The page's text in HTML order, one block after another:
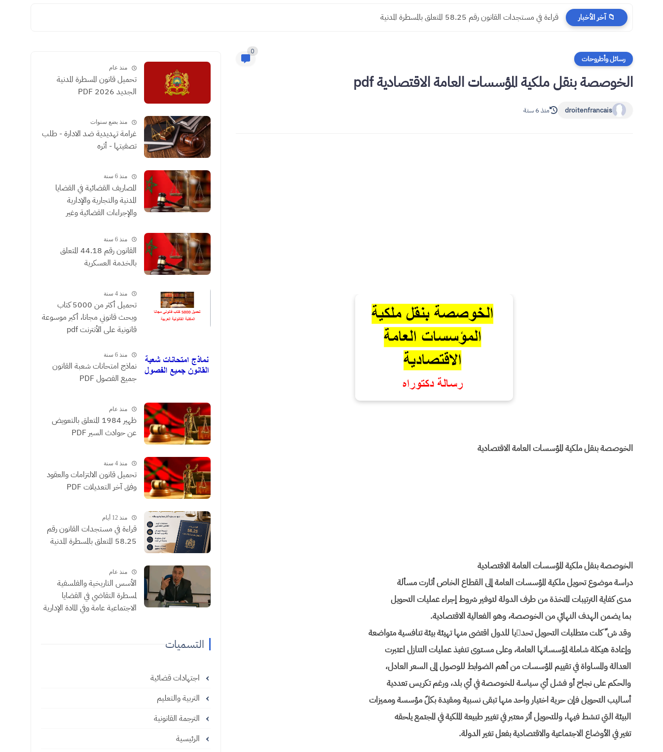
📁 آخر الأخبار ​قراءة في مستجدات القانون رقم 58.25 المتعلق بالمسطرة المدنية
رسائل وأطروحات
0
الخوصصة بنقل ملكية المؤسسات العامة الاقتصادية pdf
droitenfrancais منذ 6 سنة
الخوصصة بنقل ملكية المؤسسات العامة الاقتصادية
الخوصصة بنقل ملكية المؤسسات العامة الاقتصادية
دراسة موضوع تحويل ملكية المؤسسات العامة إلى القطاع الخاص أثارت مسألة
مدى كفاية الترتيبات المتخذة من طرف الدولة لتوفير شروط إجراء عمليات التحويل
بما يضمن الهدف النهائي من الخوصصة، وهو الفعالية الاقتصادية.
وقد ش ّ كلت متطلبات التحويل تحديا للدول اقتضى منها تهيئة بيئة تنافسية متواضعة
وإعادة هيكلة شاملة لمؤسساتها العامة، وعلى مستوى تنفيذ عمليات التنازل اعتبرت
العدالة والمساواة في تقييم المؤسسات من أهم الضوابط للوصول إلى السعر العادل،
والحكم على نجاح أو فشل أي سياسة للخوصصة في أي بلد، ورغم تكريس تعددية
أساليب التحويل فإن حرية اختيار واحد منها تبقى نسبية ومقيدة بكلّ مؤسسة ومميزات
البيئة التي تنشط فيها، وللتحويل أثر معتبر في تغيير طبيعة الملكية في المجتمع يلحقه
تغير في الأوضاع الاجتماعية والاقتصادية بفعل تغير الدولة.
منذ عام
تحميل قانون المسطرة المدنية
الجديد 2026 PDF
منذ بضع سنوات
غرامة تهديدية ضد الادارة - طلب
تصفيتها - أثره
منذ 6 سنة
المصاريف القضائية في القضايا
المدنية والتجارية والإدارية
والإجراءات القضائية وغير
الموثقون
منذ 6 سنة
القانون رقم 44.18 المتعلق
بالخدمة العسكرية
منذ 4 سنة
تحميل أكثر من 5000 كتاب
وبحث قانوني مجانا، أكبر موسوعة
قانونية على الأنترنت pdf
منذ 6 سنة
نماذج امتحانات شعبة القانون
جميع الفصول PDF
منذ عام
ظهير 1984 المتعلق بالتعويض
عن حوادث السير PDF
منذ 4 سنة
تحميل قانون الالتزامات والعقود
وفق آخر التعديلات PDF
منذ 12 أيام
​قراءة في مستجدات القانون رقم
58.25 المتعلق بالمسطرة المدنية
منذ عام
الأسس التاريخية والفلسفية
لمسطرة التقاضي في القضايا
الاجتماعية عامة وفي المادة الإدارية
التسميات
اجتهادات قضائية
التربية والتعليم
الترجمة القانونية
الرئيسية